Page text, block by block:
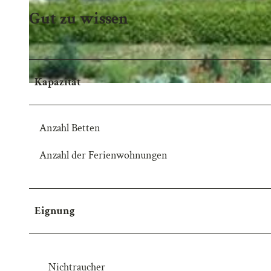
Gut zu wissen
Kapazität
Anzahl Betten
Anzahl der Ferienwohnungen
Eignung
Nichtraucher